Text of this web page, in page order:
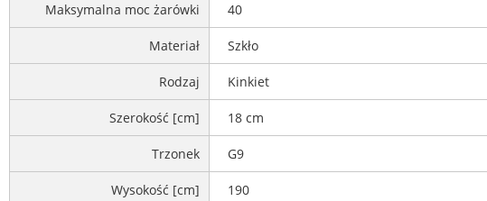
Maksymalna moc żarówki 40
Materiał Szkło
Rodzaj Kinkiet
Szerokość [cm] 18 cm
Trzonek G9
Wysokość [cm] 190